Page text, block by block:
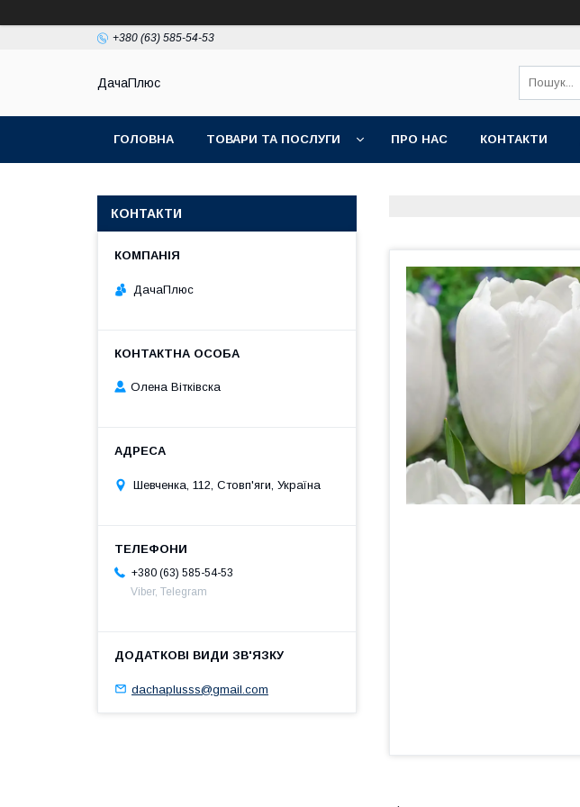
+380 (63) 585-54-53
ДачаПлюс
ГОЛОВНА ТОВАРИ ТА ПОСЛУГИ ПРО НАС КОНТАКТИ
.
КОНТАКТИ
ДачаПлюс
Олена Вітківска
Шевченка, 112, Стовп'яги, Україна
+380 (63) 585-54-53
Viber, Telegram
dachaplusss@gmail.com